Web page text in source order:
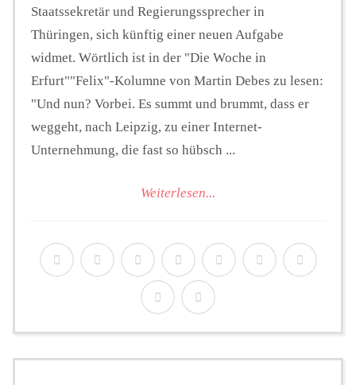
Staatssekretär und Regierungssprecher in
Thüringen, sich künftig einer neuen Aufgabe
widmet. Wörtlich ist in der "Die Woche in
Erfurt""Felix"-Kolumne von Martin Debes zu lesen:
"Und nun? Vorbei. Es summt und brummt, dass er
weggeht, nach Leipzig, zu einer Internet-
Unternehmung, die fast so hübsch ...
Weiterlesen...